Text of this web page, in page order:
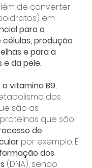
de converter
em
para o
produção
e para a
e da pele.
vitamina B9,
dos
são as
que são
de
por exemplo. É
dos
(DNA), sendo